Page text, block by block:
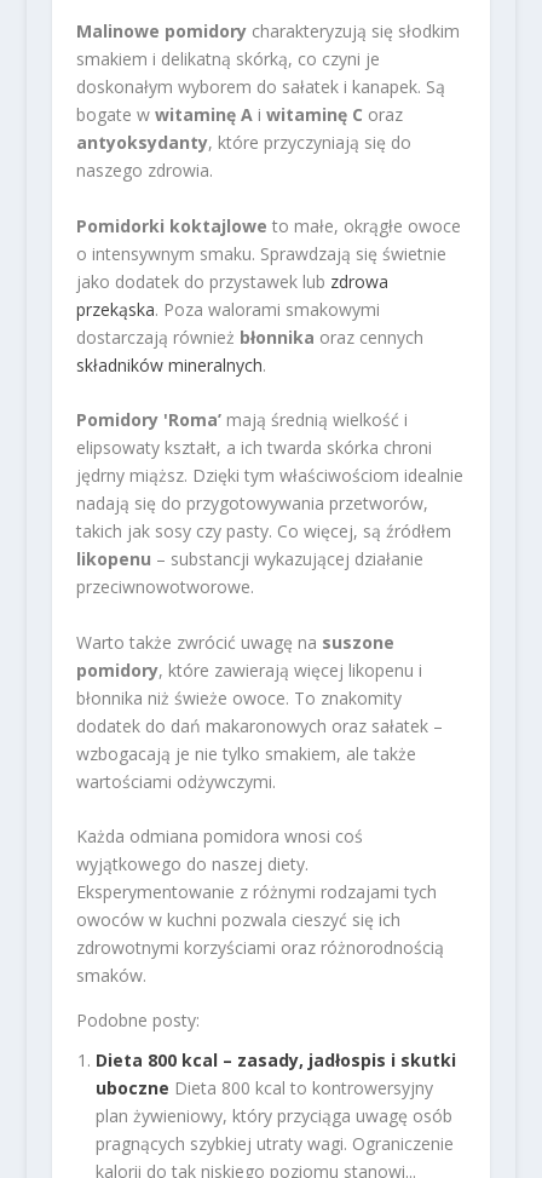
Malinowe pomidorycharakteryzują się słodkim
smakiem i delikatną skórką, co czyni je
doskonałym wyborem do sałatek i kanapek. Są
bogate w witaminę Ai witaminę C oraz
antyoksydanty, które przyczyniają się do
naszego zdrowia.
Pomidorki koktajlowe to małe, okrągłe owoce
o intensywnym smaku. Sprawdzają się świetnie
jako dodatek do przystawek lub zdrowa
przekąska. Poza walorami smakowymi
dostarczają również błonnika oraz cennych
składników mineralnych.
Pomidory 'Roma’mają średnią wielkość i
elipsowaty kształt, a ich twarda skórka chroni
jędrny miąższ. Dzięki tym właściwościom idealnie
nadają się do przygotowywania przetworów,
takich jak sosy czy pasty. Co więcej, są źródłem
likopenu – substancji wykazującej działanie
przeciwnowotworowe.
Warto także zwrócić uwagę na suszone
pomidory, które zawierają więcej likopenu i
błonnika niż świeże owoce. To znakomity
dodatek do dań makaronowych oraz sałatek –
wzbogacają je nie tylko smakiem, ale także
wartościami odżywczymi.
Każda odmiana pomidora wnosi coś
wyjątkowego do naszej diety.
Eksperymentowanie z różnymi rodzajami tych
owoców w kuchni pozwala cieszyć się ich
zdrowotnymi korzyściami oraz różnorodnością
smaków.
Podobne posty:
Dieta 800 kcal – zasady, jadłospis i skutki
uboczne Dieta 800 kcal to kontrowersyjny
plan żywieniowy, który przyciąga uwagę osób
pragnących szybkiej utraty wagi. Ograniczenie
kalorii do tak niskiego poziomu stanowi...